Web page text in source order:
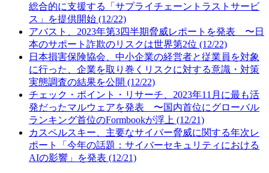
総合的に支援する「サプライチェーントラストサービ
ス」を提供開始 (12/22)
アバスト、2023年第3四半期脅威レポートを発表 〜日
本のサポート詐欺のリスクは世界第2位 (12/22)
日本損害保険協会、中小企業の経営者と従業員を対象
に行った、企業を取り巻くリスクに対する意識・対策
実態調査の結果を公開 (12/22)
チェック・ポイント・リサーチ、2023年11月に最も活
発だったマルウェアを発表 〜国内首位にグローバル
ランキング首位のFormbookが浮上 (12/21)
カスペルスキー、主要なサイバー脅威に関する年次レ
ポート「今年の話題：サイバーセキュリティにおける
AIの影響」を発表 (12/21)